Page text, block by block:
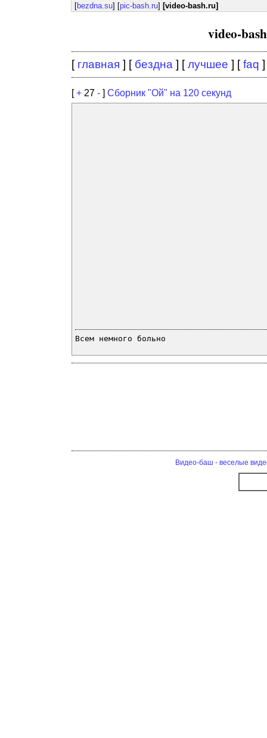
[bezdna.su] [pic-bash.ru] [video-bash.ru]
video-
[ главная ] [ бездна ] [лучшее ] [faq ]
[+ 27 - ] Сборник "Ой" на 120 секунд
Всем немного больно
Видео-баш - веселые